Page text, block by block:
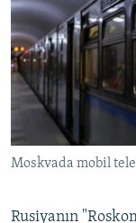
Moskvada mobil
Rusiyanın